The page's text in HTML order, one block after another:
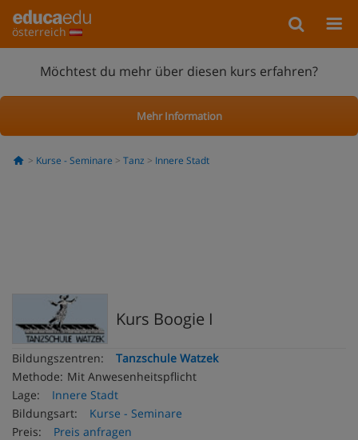
österreich
Möchtest du mehr über diesen kurs erfahren?
Mehr Information
Kurse - Seminare Tanz Innere Stadt
Kurs Boogie I
Bildungszentren:
Tanzschule Watzek
Methode: Mit Anwesenheitspflicht
Lage:
Innere Stadt
Bildungsart:
Kurse - Seminare
Preis:
Preis anfragen